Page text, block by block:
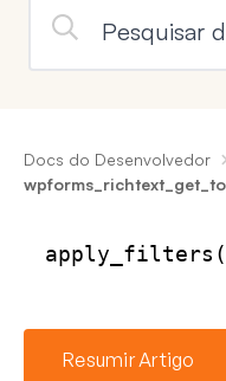
Docs do Desenvolvedor
Resumir Artigo